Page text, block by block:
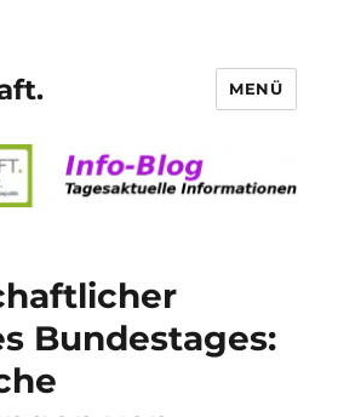
MENÜ
Bundestages: